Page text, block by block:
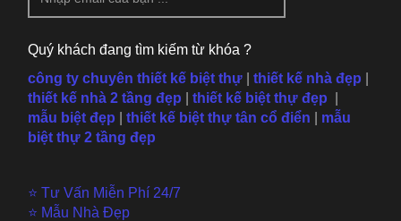
Quý khách đang tìm kiếm từ khóa ?
công ty chuyên thiết kế biệt thự |thiết kế nhà đẹp
thiết kế nhà 2 tầng đẹp
thiết kế biệt thự đẹp
mẫu biệt đẹp thiết kế biệt thự tân cổ điển
mẫu
biệt thự 2 tầng đẹp
⭐ Tư Vấn Miễn Phí 24/7
⭐ Mẫu Nhà Đẹp